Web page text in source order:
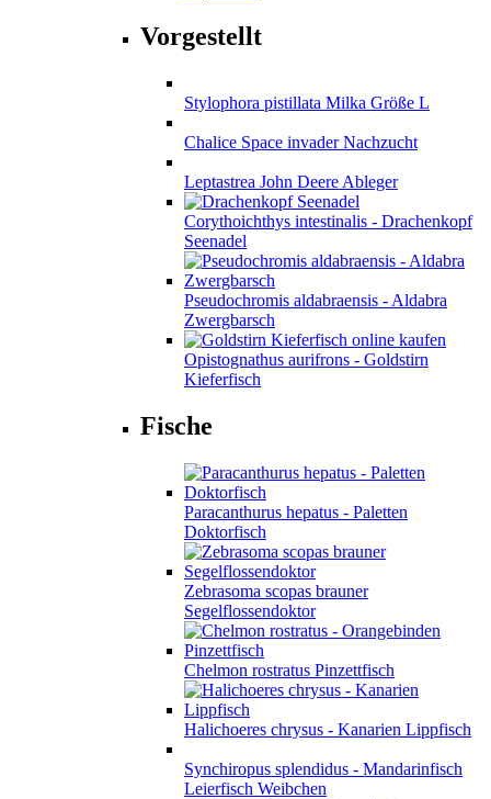
Vorgestellt
Stylophora pistillata Milka Größe L
Chalice Space invader Nachzucht
Leptastrea John Deere Ableger
Corythoichthys intestinalis - Drachenkopf
Seenadel
Pseudochromis aldabraensis - Aldabra
Zwergbarsch
Opistognathus aurifrons - Goldstirn
Kieferfisch
Fische
Paracanthurus hepatus - Paletten
Doktorfisch
Zebrasoma scopas brauner
Segelflossendoktor
Chelmon rostratus Pinzettfisch
Halichoeres chrysus - Kanarien Lippfisch
Synchiropus splendidus - Mandarinfisch
Leierfisch Weibchen